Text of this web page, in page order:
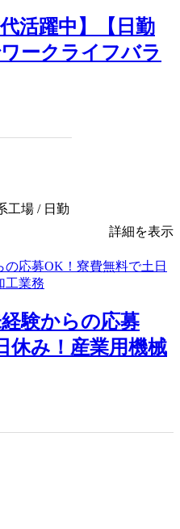
活躍中】【日勤
ークライフバラ
工場 / 日勤
詳細を表示
験からの応募
休み！産業用機械